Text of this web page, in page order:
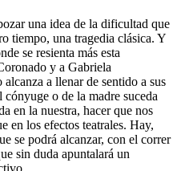
una idea de la dificultad que
tiempo, una tragedia clásica. Y
se resienta más esta
y a Gabriela
a llenar de sentido a sus
cónyuge o de la madre suceda
en la nuestra, hacer que nos
en los efectos teatrales. Hay,
se podrá alcanzar, con el correr
sin duda apuntalará un